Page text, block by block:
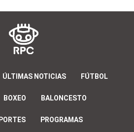
ÚLTIMAS NOTICIAS FÚTBOL
BOXEO BALONCESTO
PROGRAMAS